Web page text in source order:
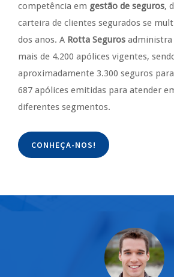
competência em gestão de seguros,
carteira de clientes segurados se
dos anos. A Rotta Seguros administra
mais de 4.200 apólices vigentes,
aproximadamente 3.300 seguros
687 apólices emitidas para atender
diferentes segmentos.
CONHEÇA-NOS!